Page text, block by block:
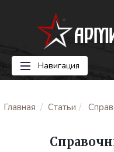
Навигация
Главная Статьи